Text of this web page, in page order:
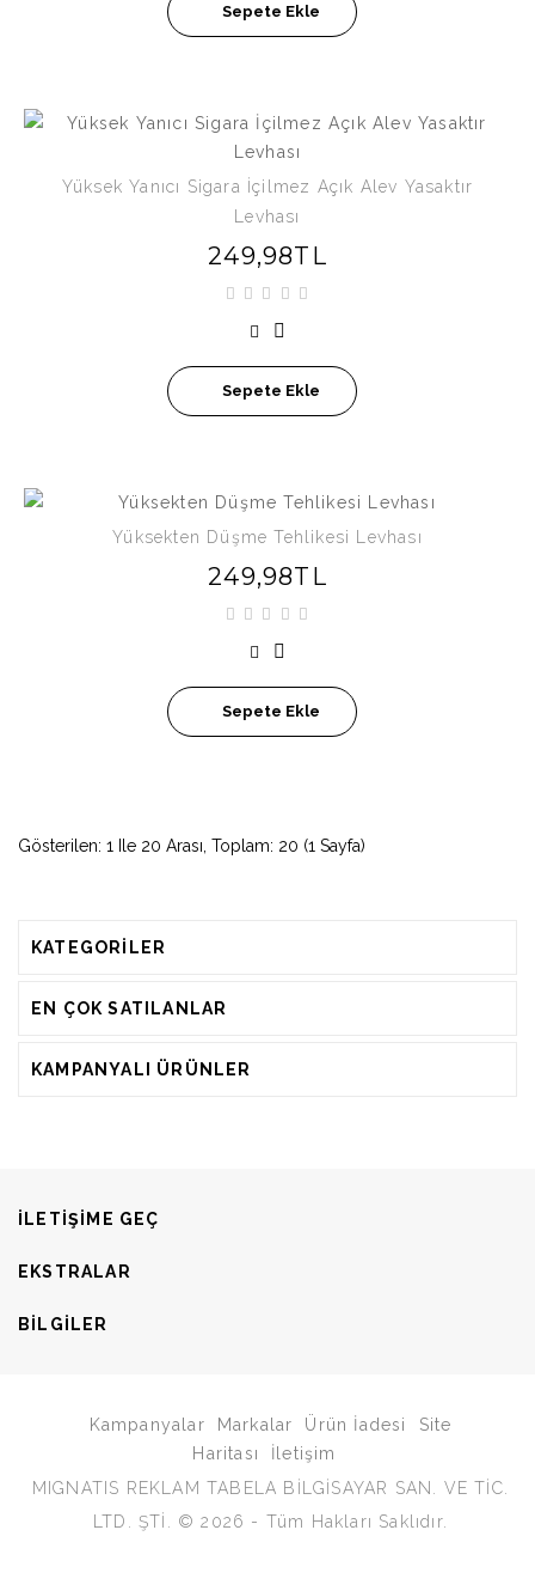
Sepete Ekle
Yüksek Yanıcı Sigara İçilmez Açık Alev Yasaktır
Levhası
249,98TL
Sepete Ekle
Yüksekten Düşme Tehlikesi Levhası
249,98TL
Sepete Ekle
Gösterilen: 1 Ile 20 Arası, Toplam: 20 (1 Sayfa)
KATEGORILER
EN ÇOK SATILANLAR
KAMPANYALI ÜRÜNLER
ILETIŞIME GEÇ
EKSTRALAR
BILGILER
Kampanyalar Markalar Ürün İadesi
Site
Haritası
İletişim
MIGNATIS REKLAM TABELA BİLGİSAYAR SAN. VE TİC.
LTD. ŞTİ. © 2026 - Tüm Hakları Saklıdır.